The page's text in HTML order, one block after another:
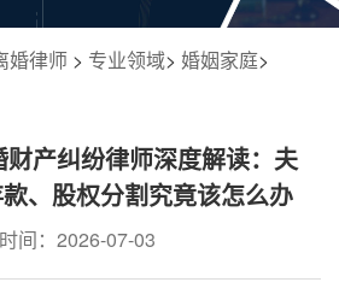
婚律师 > 专业领域> 婚姻家庭>
产纠纷律师深度解读：夫
、股权分割究竟该怎么办
时间：2026-07-03